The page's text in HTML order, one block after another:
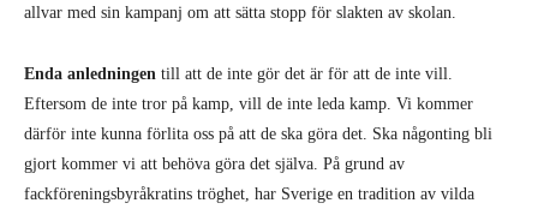
allvar med sin kampanj om att sätta stopp för slakten av skolan.
Enda anledningen till att de inte gör det är för att de inte vill.
Eftersom de inte tror på kamp, vill de inte leda kamp. Vi kommer
därför inte kunna förlita oss på att de ska göra det. Ska någonting bli
gjort kommer vi att behöva göra det själva. På grund av
fackföreningsbyråkratins tröghet, har Sverige en tradition av vilda